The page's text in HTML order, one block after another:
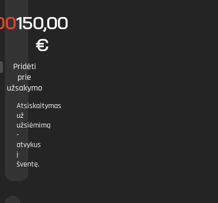
150,00
€
Pridėti
prie
užsakymo
Atsiskaitymas
už
užsiėmimą
-
atvykus
į
šventę.